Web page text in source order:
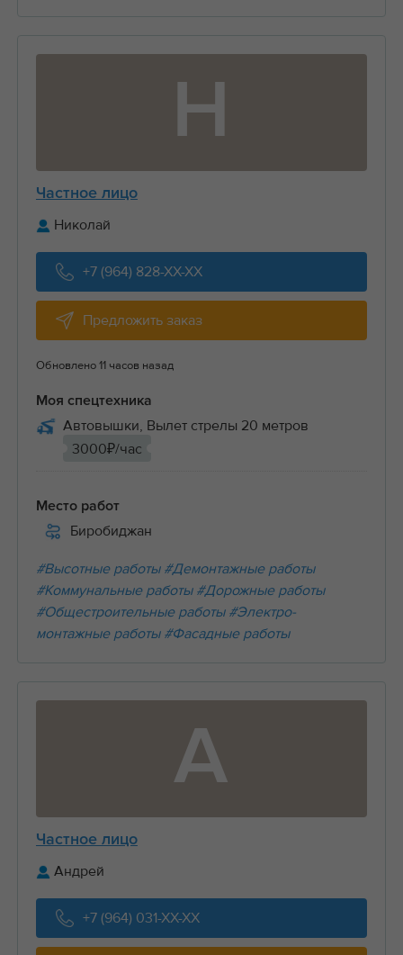
Н
Частное лицо
Николай
+7 (964) 828-XX-XX
Предложить заказ
Обновлено 11 часов назад
Моя спецтехника
Автовышки, Вылет стрелы 20 метров
3000₽/час
Место работ
Биробиджан
#Высотные работы #Демонтажные работы
#Коммунальные работы #Дорожные работы
#Общестроительные работы #Электро-
монтажные работы #Фасадные работы
А
Частное лицо
Андрей
+7 (964) 031-XX-XX